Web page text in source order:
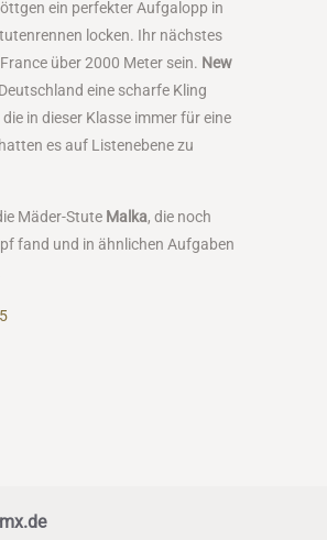
ein perfekter Aufgalopp in
locken. Ihr nächstes
über 2000 Meter sein. New
eine scharfe Kling
die in dieser Klasse immer für eine
hatten es auf Listenebene zu
Mäder-Stute Malka, die noch
fand und in ähnlichen Aufgaben